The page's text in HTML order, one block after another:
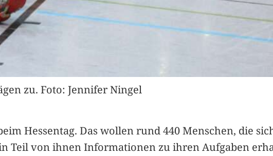
zu. Foto: Jennifer Ningel
Hessentag. Das wollen rund 440 Menschen, die
Teil von ihnen Informationen zu ihren Aufgaben